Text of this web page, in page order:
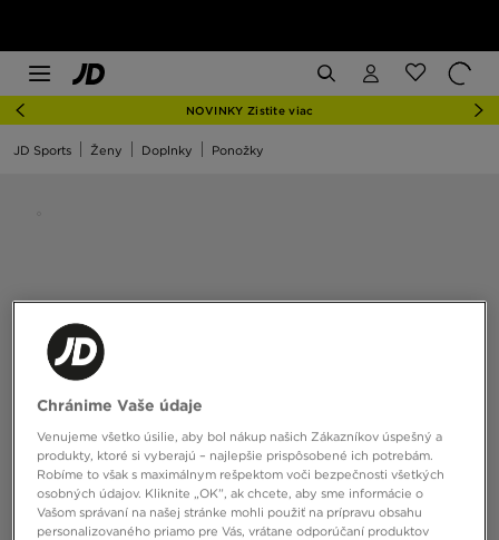
NOVINKY Zistite viac
JD Sports Ženy Doplnky Ponožky
Chránime Vaše údaje
Venujeme všetko úsilie, aby bol nákup našich Zákazníkov úspešný a
produkty, ktoré si vyberajú – najlepšie prispôsobené ich potrebám.
Robíme to však s maximálnym rešpektom voči bezpečnosti všetkých
osobných údajov. Kliknite „OK”, ak chcete, aby sme informácie o
Vašom správaní na našej stránke mohli použiť na prípravu obsahu
personalizovaného priamo pre Vás, vrátane odporúčaní produktov